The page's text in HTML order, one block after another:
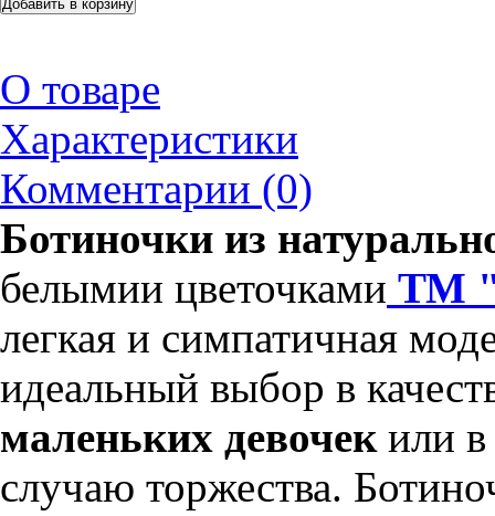
О товаре
Характеристики
Комментарии (0)
Ботиночки из
белымии цветочками ТМ
легкая и симпатичная
идеальный выбор в
маленьких девочекили в
случаю торжества.